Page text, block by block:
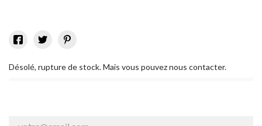
Désolé, rupture de stock. Mais vous pouvez nous contacter.